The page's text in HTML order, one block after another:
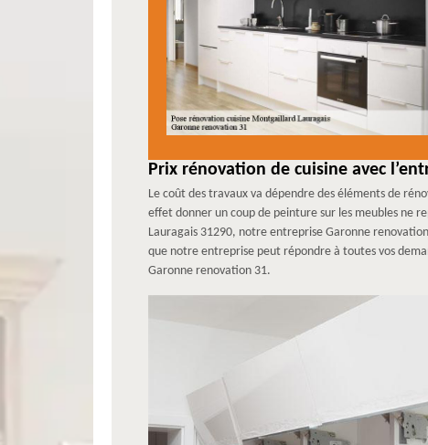
Prix rénovation de cuisine avec
Le coût des travaux va dépendre des éléments de
effet donner un coup de peinture sur les meubles ne
Lauragais 31290, notre entreprise Garonne
que notre entreprise peut répondre à toutes vos
Garonne renovation 31.